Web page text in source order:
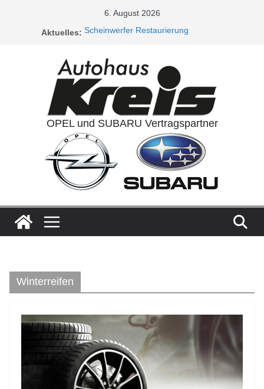
6. August 2026
Aktuelles: Scheinwerfer Restaurierung
Auspuffanlagen
Ventilreinigung
OPEL und SUBARU Vertragspartner
Winterreifen